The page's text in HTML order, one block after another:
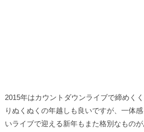
2015年はカウントダウンライブで締めく
りぬくぬくの年越しも良いですが、一体
いライブで迎える新年もまた格別なもの